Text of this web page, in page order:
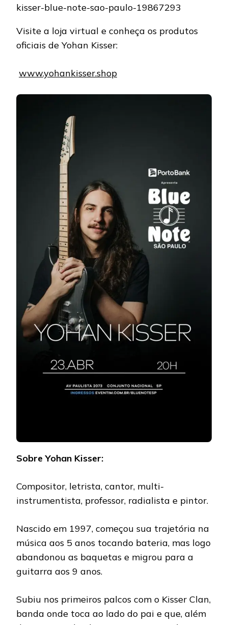
kisser-blue-note-sao-paulo-19867293
Visite a loja virtual e conheça os produtos
oficiais de Yohan Kisser:
www.yohankisser.shop
Sobre Yohan Kisser:
Compositor, letrista, cantor, multi-
instrumentista, professor, radialista e pintor.
Nascido em 1997, começou sua trajetória na
música aos 5 anos tocando bateria, mas logo
abandonou as baquetas e migrou para a
guitarra aos 9 anos.
Subiu nos primeiros palcos com o Kisser Clan,
banda onde toca ao lado do pai e que, além